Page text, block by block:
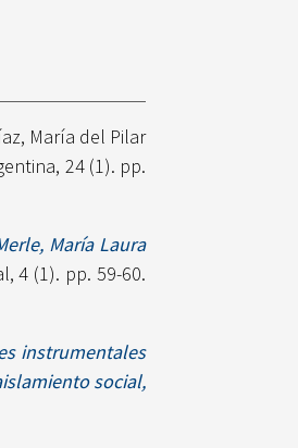
María del Pilar
24 (1). pp.
María Laura
4 (1). pp. 59-60.
instrumentales
social,